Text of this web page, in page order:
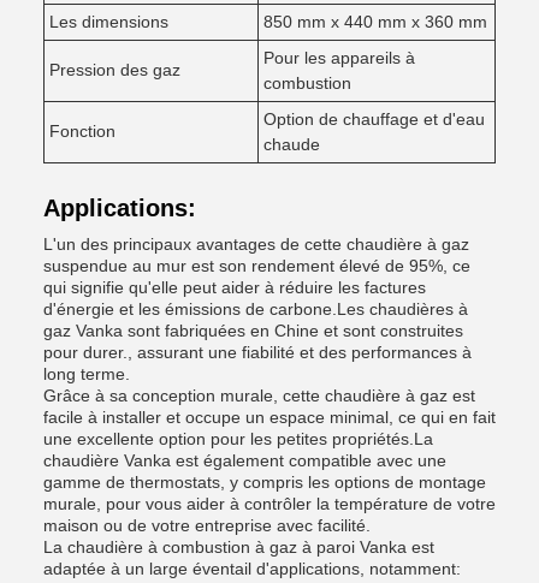
Les dimensions
850 mm x 440 mm x 360 mm
Pression des gaz
Pour les appareils à
combustion
Fonction
Option de chauffage et d'eau
chaude
Applications:
L'un des principaux avantages de cette chaudière à gaz
suspendue au mur est son rendement élevé de 95%, ce
qui signifie qu'elle peut aider à réduire les factures
d'énergie et les émissions de carbone.Les chaudières à
gaz Vanka sont fabriquées en Chine et sont construites
pour durer., assurant une fiabilité et des performances à
long terme.
Grâce à sa conception murale, cette chaudière à gaz est
facile à installer et occupe un espace minimal, ce qui en fait
une excellente option pour les petites propriétés.La
chaudière Vanka est également compatible avec une
gamme de thermostats, y compris les options de montage
murale, pour vous aider à contrôler la température de votre
maison ou de votre entreprise avec facilité.
La chaudière à combustion à gaz à paroi Vanka est
adaptée à un large éventail d'applications, notamment: